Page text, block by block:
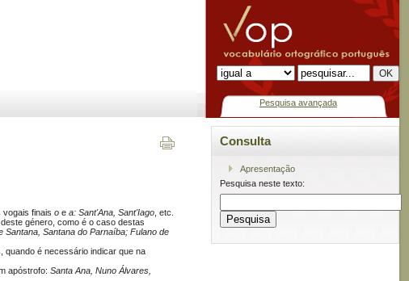
Pesquisa avançada
vogais finais o e a: Sant'Ana, Sant'Iago , etc.
deste género, como é o caso destas
Santana, Santana do Parnaíba; Fulano de
quando é necessário indicar que na
apóstrofo: Santa Ana, Nuno Álvares,
Consulta
Apresentação
Pesquisa neste texto: